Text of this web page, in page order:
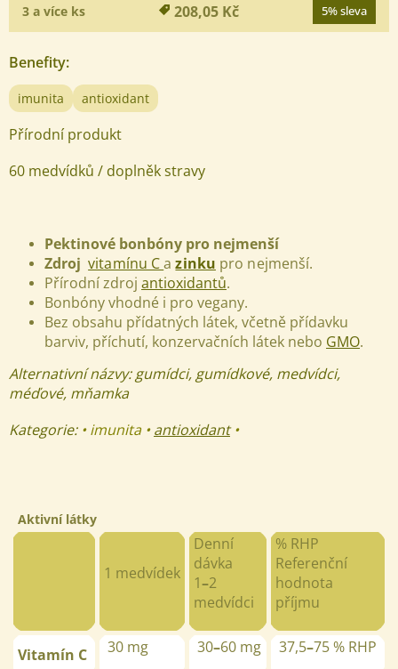
3 a více ks 208,05 Kč 5% sleva
Benefity:
imunita antioxidant
Přírodní produkt
60 medvídků / doplněk stravy
Pektinové bonbóny pro nejmenší
Zdroj vitamínu Ca zinku pro nejmenší.
Přírodní zdroj antioxidantů.
Bonbóny vhodné i pro vegany.
Bez obsahu přídatných látek, včetně přídavku
barviv, příchutí, konzervačních látek nebo GMO.
Alternativní názvy: gumídci, gumídkové, medvídci,
méďové, mňamka
Kategorie:• imunita •antioxidant•
Aktivní látky
1 medvídek
Denní
dávka
1–2
medvídci
% RHP
Referenční
hodnota
příjmu
Vitamín C 30 mg 30–60 mg 37,5–75 % RHP